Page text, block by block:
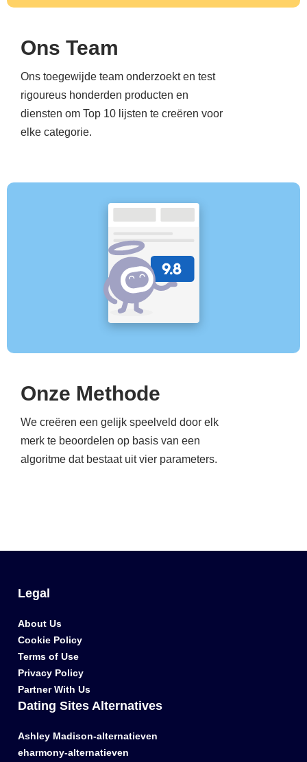
Ons Team
Ons toegewijde team onderzoekt en test
rigoureus honderden producten en
diensten om Top 10 lijsten te creëren voor
elke categorie.
Onze Methode
We creëren een gelijk speelveld door elk
merk te beoordelen op basis van een
algoritme dat bestaat uit vier parameters.
Legal
About Us
Cookie Policy
Terms of Use
Privacy Policy
Partner With Us
Dating Sites Alternatives
Ashley Madison-alternatieven
eharmony-alternatieven